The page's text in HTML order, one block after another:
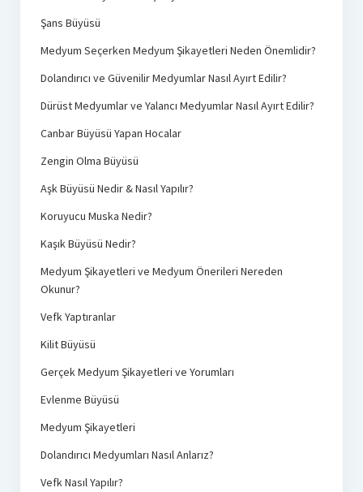
Şans Büyüsü
Medyum Seçerken Medyum Şikayetleri Neden Önemlidir?
Dolandırıcı ve Güvenilir Medyumlar Nasıl Ayırt Edilir?
Dürüst Medyumlar ve Yalancı Medyumlar Nasıl Ayırt Edilir?
Canbar Büyüsü Yapan Hocalar
Zengin Olma Büyüsü
Aşk Büyüsü Nedir & Nasıl Yapılır?
Koruyucu Muska Nedir?
Kaşık Büyüsü Nedir?
Medyum Şikayetleri ve Medyum Önerileri Nereden
Okunur?
Vefk Yaptıranlar
Kilit Büyüsü
Gerçek Medyum Şikayetleri ve Yorumları
Evlenme Büyüsü
Medyum Şikayetleri
Dolandırıcı Medyumları Nasıl Anlarız?
Vefk Nasıl Yapılır?